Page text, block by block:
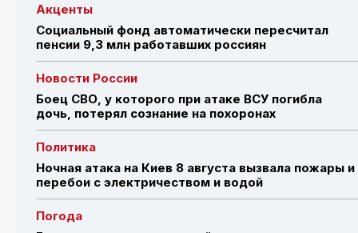
Акценты
Социальный фонд автоматически пересчитал
пенсии 9,3 млн работавших россиян
Новости России
Боец СВО, у которого при атаке ВСУ погибла
дочь, потерял сознание на похоронах
Политика
Ночная атака на Киев 8 августа вызвала пожары и
перебои с электричеством и водой
Погода